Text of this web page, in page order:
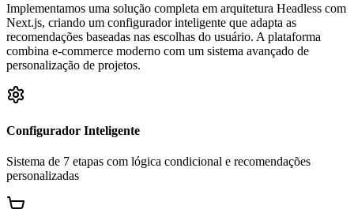
Implementamos uma solução completa em arquitetura Headless com
Next.js, criando um configurador inteligente que adapta as
recomendações baseadas nas escolhas do usuário. A plataforma
combina e-commerce moderno com um sistema avançado de
personalização de projetos.
Configurador Inteligente
Sistema de 7 etapas com lógica condicional e recomendações
personalizadas